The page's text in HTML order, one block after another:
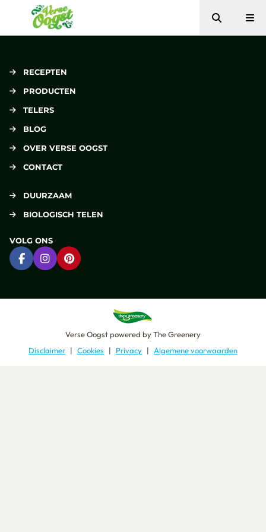
Verse Oogst
Zoeken
RECEPTEN
PRODUCTEN
TELERS
BLOG
OVER VERSE OOGST
CONTACT
DUURZAAM
BIOLOGISCH TELEN
VOLG ONS
Ga naar Facebook
Ga naar Instagram
Ga naar Pinterest
Verse Oogstpowered byThe Greenery
Disclaimer
Cookies Privacy Algemene voorwaarden